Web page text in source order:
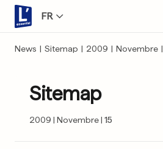
FR
News | Sitemap | 2009 | Novembre |
Sitemap
2009 Novembre 15